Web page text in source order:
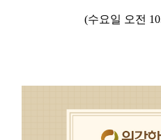
(수요일 오전